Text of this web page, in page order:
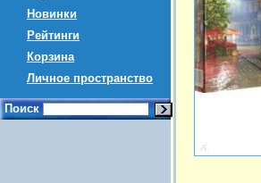
Новинки
Рейтинги
Корзина
Личное пространство
Поиск